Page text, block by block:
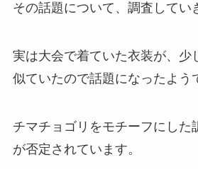
その話題について、調査してい
実は大会で着ていた衣装が、少
似ていたので話題になったよう
チマチョゴリをモチーフにした
が否定されています。